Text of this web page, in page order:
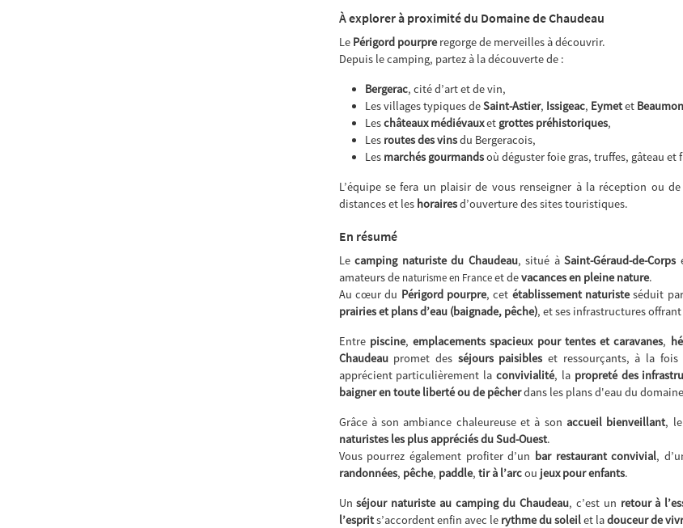
À explorer à proximité du Domaine de Chaudeau
Le Périgord pourpreregorge de merveilles à découvrir.
Depuis le camping, partez à la découverte de :
Bergerac, cité d’art et de vin,
Les villages typiques deSaint-Astier, Issigeac, Eymetet
Leschâteaux médiévauxet grottes préhistoriques,
Les routes des vinsdu Bergeracois,
Les marchés gourmandsoù déguster foie gras, truffes, gâteau et
L’équipe se fera un plaisir de vous renseigner à la réception ou
distances et les horairesd’ouverture des sites touristiques.
En résumé
Lecamping naturiste du Chaudeau, situé àSaint-Géraud-de-Corps
amateurs de naturisme en Franceet devacances en pleine nature.
Au cœur du Périgord pourpre, cet établissement naturisteséduit
prairies et plans d’eau (baignade, pêche), et ses infrastructures
Entre piscine,emplacements spacieux pour tentes et caravanes,
Chaudeaupromet des séjours paisibles et ressourçants, à la fois
apprécient particulièrement laconvivialité, la propreté des
baigner en toute liberté ou de pêcherdans les plans d'eau du
Grâce à son ambiance chaleureuse et à son accueil bienveillant, le
naturistes les plus appréciés du Sud-Ouest.
Vous pourrez également profiter d’un bar restaurant convivial,
randonnées, pêche, paddle, tir à l’arcou jeux pour enfants.
Unséjour naturiste au camping du Chaudeau, c’est un retour à
l’esprits’accordent enfin avec le rythme du soleilet ladouceur de